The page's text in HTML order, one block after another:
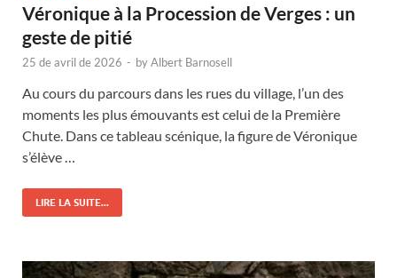
Véronique à la Procession de Verges : un
geste de pitié
25 de avril de 2026 - byAlbert Barnosell
Au cours du parcours dans les rues du village, l’un des
moments les plus émouvants est celui de la Première
Chute. Dans ce tableau scénique, la figure de Véronique
s’élève …
LIRE LA SUITE...